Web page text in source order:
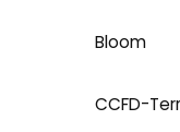
Bloom
CCFD-